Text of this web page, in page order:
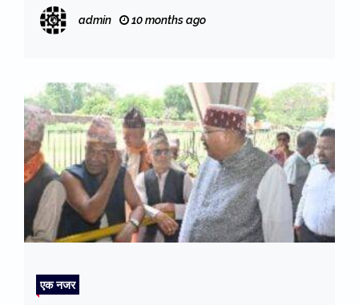
admin 10 months ago
एक नजर